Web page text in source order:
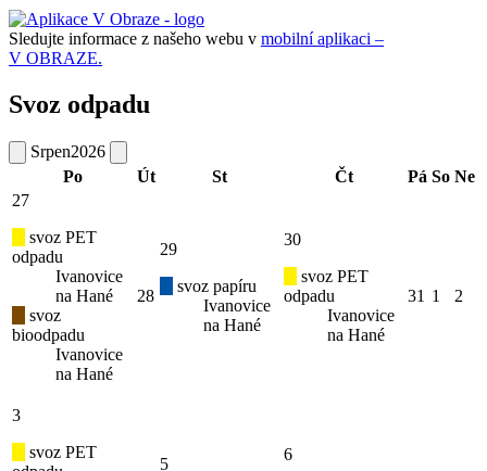
Sledujte informace z našeho webu v mobilní aplikaci –
V OBRAZE.
Svoz odpadu
Srpen2026
Po
Út St Čt Pá So Ne
27
svoz PET
odpadu
Ivanovice
na Hané
svoz
bioodpadu
Ivanovice
na Hané
28
29
svoz papíru
Ivanovice
na Hané
30
svoz PET
odpadu
Ivanovice
na Hané
31 1 2
3
svoz PET
5
6